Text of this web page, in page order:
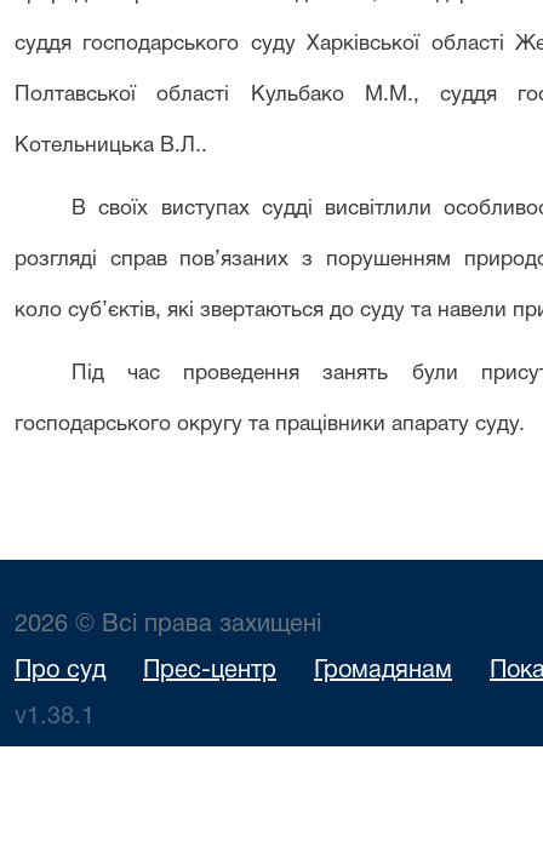
суддя господарського суду Харківської області
Полтавської області Кульбако М.М., суддя
Котельницька В.Л..
В своїх виступах судді висвітлили
розгляді справ пов’язаних з порушенням
коло суб’єктів, які звертаються до суду та навели
Під час проведення занять були
господарського округу та працівники апарату суду.
2026 © Всі права захищені
Про суд Прес-центр Громадянам
v1.38.1